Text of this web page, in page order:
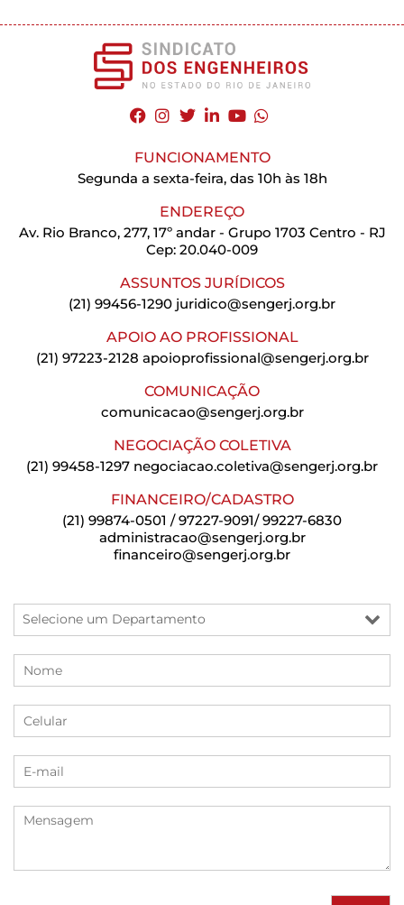
FUNCIONAMENTO
Segunda a sexta-feira, das 10h às 18h
ENDEREÇO
Av. Rio Branco, 277, 17º andar - Grupo 1703 Centro - RJ
Cep: 20.040-009
ASSUNTOS JURÍDICOS
(21) 99456-1290 juridico@sengerj.org.br
APOIO AO PROFISSIONAL
(21) 97223-2128 apoioprofissional@sengerj.org.br
COMUNICAÇÃO
comunicacao@sengerj.org.br
NEGOCIAÇÃO COLETIVA
(21) 99458-1297 negociacao.coletiva@sengerj.org.br
FINANCEIRO/CADASTRO
(21) 99874-0501 / 97227-9091/ 99227-6830
administracao@sengerj.org.br
financeiro@sengerj.org.br